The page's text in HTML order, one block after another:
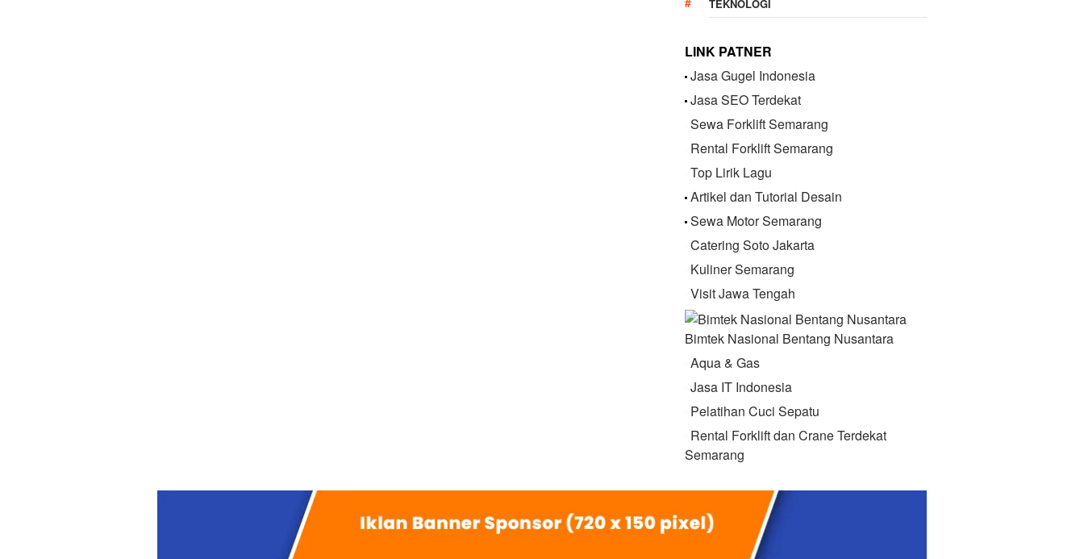
TEKNOLOGI
LINK PATNER
Jasa Gugel Indonesia
Jasa SEO Terdekat
Sewa Forklift Semarang
Rental Forklift Semarang
Top Lirik Lagu
Artikel dan Tutorial Desain
Sewa Motor Semarang
Catering Soto Jakarta
Visit Jawa Tengah
Bimtek Nasional Bentang Nusantara
Aqua & Gas
Jasa IT Indonesia
Pelatihan Cuci Sepatu
Rental Forklift dan Crane Terdekat
Semarang